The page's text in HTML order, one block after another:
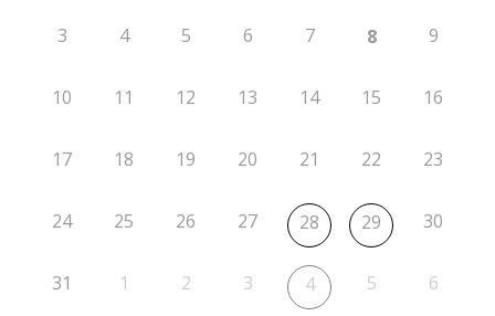
3 4 5 6 7 8 9
10 11 12 13 14 15 16
17 18 19 20 21 22 23
24 25 26 27 28 29 30
31 1 2 3 4 5 6